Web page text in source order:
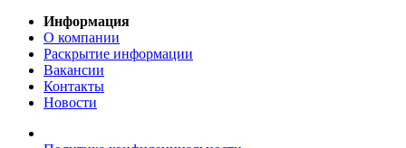
Информация
О компании
Раскрытие информации
Вакансии
Контакты
Новости